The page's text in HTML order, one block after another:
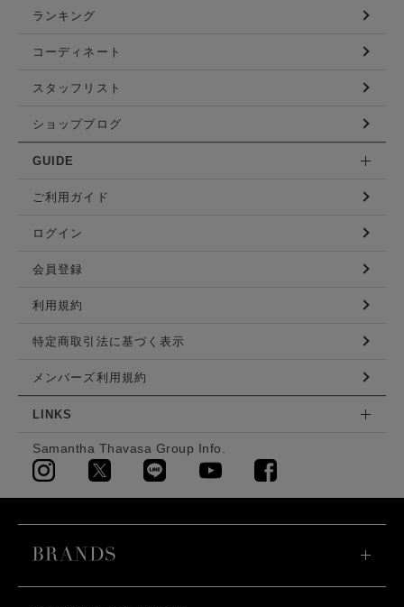
ランキング
コーディネート
スタッフリスト
ショップブログ
GUIDE
ご利用ガイド
ログイン
会員登録
利用規約
特定商取引法に基づく表示
メンバーズ利用規約
LINKS
Samantha Thavasa Group Info.